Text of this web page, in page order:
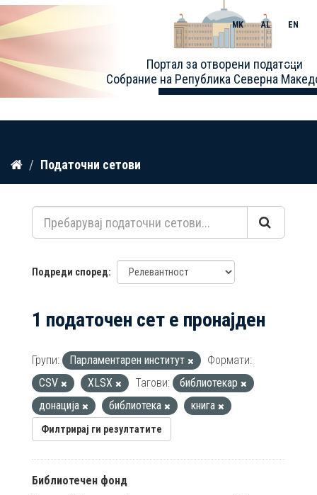
Прескокнете
содржина
Портал за отворени податоци
Собрание на Република Северна
MK AL EN
Toggle
Податочни сетови
Подреди според
1 податочен сет е пронајден
Групи: Парламентарен институт
Формати:
CSV
XLSX Тагови:
библиотекар
донација
библиотека книга
Филтрирај ги резултатите
Библиотечен фонд